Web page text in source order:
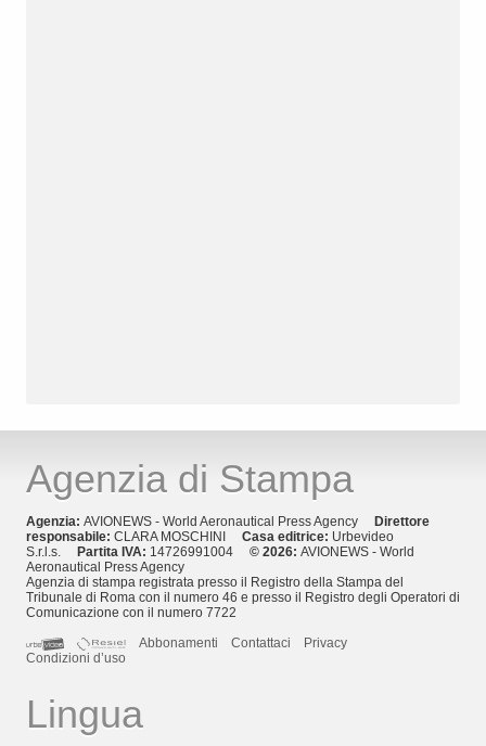
Agenzia di Stampa
Agenzia: AVIONEWS - World Aeronautical Press Agency
Direttore
responsabile: CLARA MOSCHINI Casa editrice: Urbevideo
S.r.l.s.
Partita IVA: 14726991004 © 2026: AVIONEWS - World
Aeronautical Press Agency
Agenzia di stampa registrata presso il Registro della Stampa del
Tribunale di Roma con il numero 46 e presso il Registro degli Operatori di
Comunicazione con il numero 7722
Abbonamenti
Contattaci
Privacy
Condizioni d’uso
Lingua